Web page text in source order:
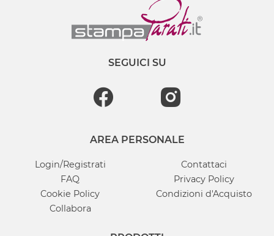
SEGUICI SU
AREA PERSONALE
Login/Registrati
Contattaci
FAQ
Privacy Policy
Cookie Policy
Condizioni d'Acquisto
Collabora